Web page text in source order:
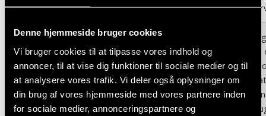
Denne hjemmeside bruger cookies
Vi bruger cookies til at tilpasse vores indhold og
annoncer, til at vise dig funktioner til sociale medier og til
at analysere vores trafik. Vi deler også oplysninger om
din brug af vores hjemmeside med vores partnere inden
for sociale medier, annonceringspartnere og
PREF youtube.com